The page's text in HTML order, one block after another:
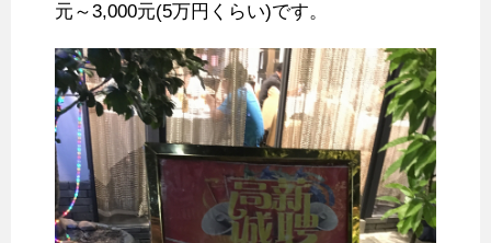
元～3,000元(5万円くらい)です。